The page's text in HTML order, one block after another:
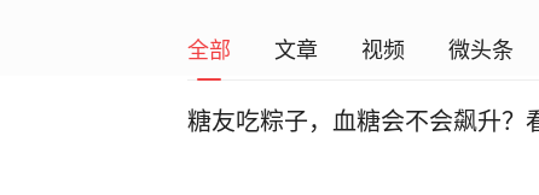
全部 文章 视频 微头条
糖友吃粽子，血糖会不会飙升？